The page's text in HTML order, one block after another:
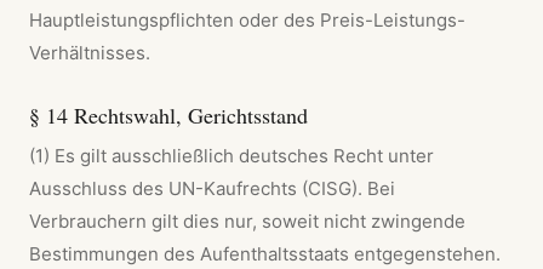
Hauptleistungspflichten oder des Preis-Leistungs-
Verhältnisses.
§ 14 Rechtswahl, Gerichtsstand
(1) Es gilt ausschließlich deutsches Recht unter
Ausschluss des UN-Kaufrechts (CISG). Bei
Verbrauchern gilt dies nur, soweit nicht zwingende
Bestimmungen des Aufenthaltsstaats entgegenstehen.